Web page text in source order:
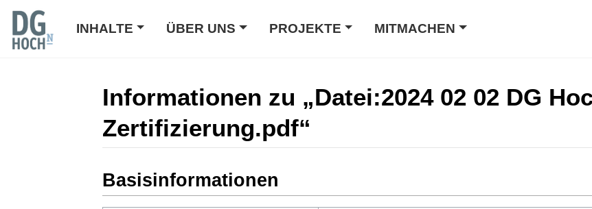
INHALTE ÜBER UNS PROJEKTE MITMACHEN
Informationen zu „Datei:2024 02 02 DG
Zertifizierung.pdf“
Basisinformationen